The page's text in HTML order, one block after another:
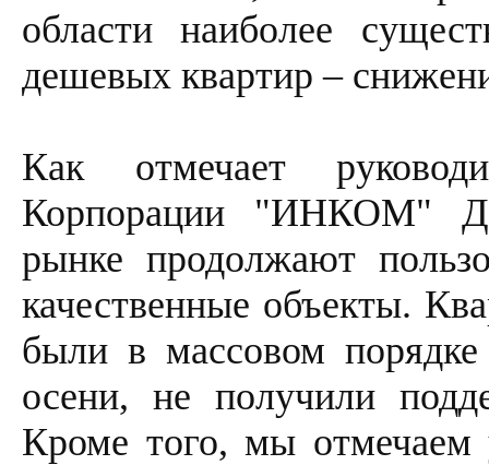
области наиболее
дешевых квартир –
Как отмечает
Корпорации "ИНКОМ"
рынке продолжают
качественные объекты.
были в массовом
осени, не получили
Кроме того, мы отмечаем